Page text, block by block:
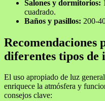
Salones y dormitorios:
cuadrado.
Baños y pasillos: 200-
Recomendaciones
diferentes tipos de
El uso apropiado de luz
enriquece la atmósfera y
consejos clave: